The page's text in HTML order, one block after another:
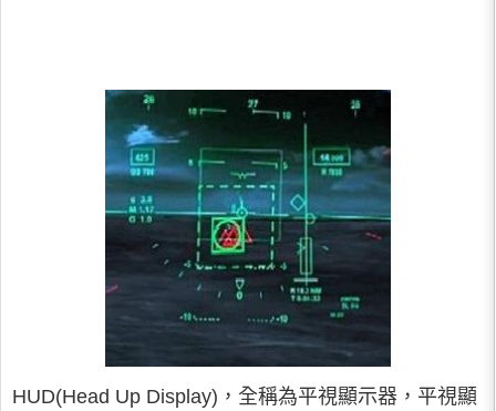
HUD(Head Up Display)，全稱為平視顯示器，平視顯